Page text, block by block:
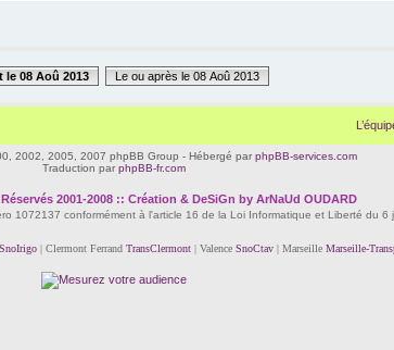
le 08 Aoû 2013 Le ou après le 08 Aoû 2013
2002, 2005, 2007 phpBB Group - Hébergé par phpBB-services.com
Traduction par phpBB-fr.com
2001-2008 :: Création & DeSiGn by ArNaUd OUDARD
1072137 conformément à l'article 16 de la Loi Informatique et Liberté du 6
SnoIrigo| Clermont Ferrand TransClermont| Valence SnoCtav| Marseille Marseille-